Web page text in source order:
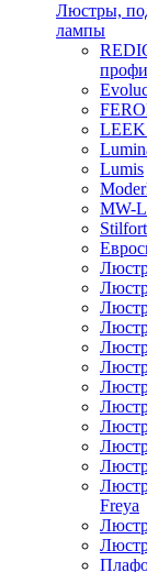
Люстры,
лампы
LEEK
Lumis
MW-
Stilfort
Freya